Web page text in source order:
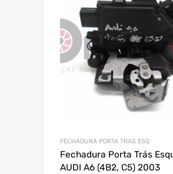
FECHADURA PORTA TRAS ESQ
Fechadura Porta Trás
AUDI A6 (4B2, C5) 2003